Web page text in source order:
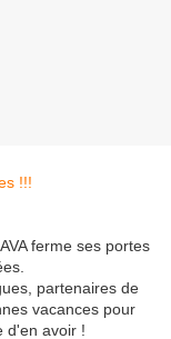
ferme ses portes
partenaires de
vacances pour
d'en avoir !